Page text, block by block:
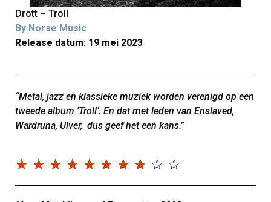
Drott – Troll
By Norse Music
Release datum: 19 mei 2023
“Metal, jazz en klassieke muziek worden verenigd op een
tweede album ‘Troll’. En dat met leden van Enslaved,
Wardruna, Ulver, dus geef het een kans.”
☆ ☆ ☆ ☆ ☆ ☆ ☆ ☆ ☆ ☆